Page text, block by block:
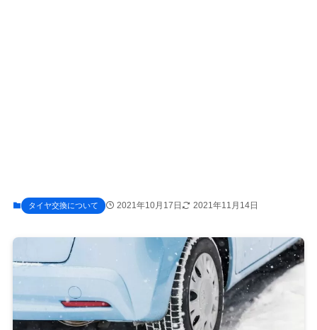
タイヤ交換について 2021年10月17日 2021年11月14日